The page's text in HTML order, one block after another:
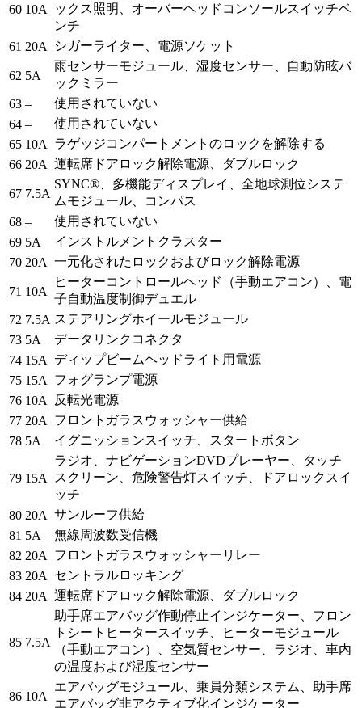
60 10A
ックス照明、オーバーヘッドコンソールスイッチベ
ンチ
61 20A シガーライター、電源ソケット
62 5A
雨センサーモジュール、湿度センサー、自動防眩バ
ックミラー
63 –
使用されていない
64 –
使用されていない
65 10A
ラゲッジコンパートメントのロックを解除する
66 20A 運転席ドアロック解除電源、ダブルロック
67 7.5A
SYNC®、多機能ディスプレイ、全地球測位システ
ムモジュール、コンパス
68 –
使用されていない
69 5A
インストルメントクラスター
70 20A 一元化されたロックおよびロック解除電源
71 10A
ヒーターコントロールヘッド（手動エアコン）、電
子自動温度制御デュエル
72 7.5A ステアリングホイールモジュール
73 5A
データリンクコネクタ
74 15A
ディップビームヘッドライト用電源
75 15A
フォグランプ電源
76 10A
反転光電源
77 20A
フロントガラスウォッシャー供給
78 5A イグニッションスイッチ、スタートボタン
79 15A
ラジオ、ナビゲーションDVDプレーヤー、タッチ
スクリーン、危険警告灯スイッチ、ドアロックスイ
ッチ
80 20A サンルーフ供給
81 5A
無線周波数受信機
82 20A
フロントガラスウォッシャーリレー
83 20A
セントラルロッキング
84 20A 運転席ドアロック解除電源、ダブルロック
85 7.5A
助手席エアバッグ作動停止インジケーター、フロン
トシートヒータースイッチ、ヒーターモジュール
（手動エアコン）、空気質センサー、ラジオ、車内
の温度および湿度センサー
86 10A
エアバッグモジュール、乗員分類システム、助手席
エアバッグ非アクティブ化インジケーター